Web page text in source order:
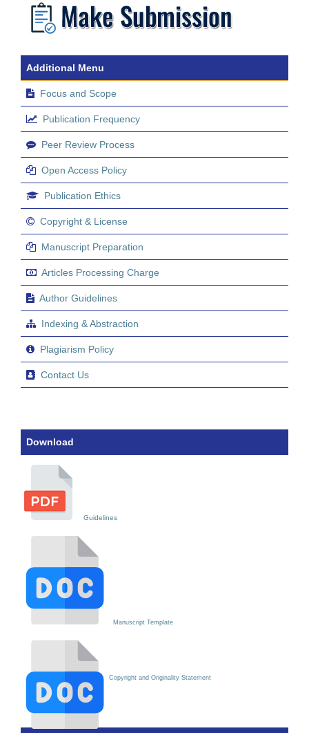
Additional Menu
Focus and Scope
Publication Frequency
Peer Review Process
Open Access Policy
Publication Ethics
Copyright & License
Manuscript Preparation
Articles Processing Charge
Author Guidelines
Indexing & Abstraction
Plagiarism Policy
Contact Us
Download
Guidelines
Manuscript Template
Copyright and Originality Statement